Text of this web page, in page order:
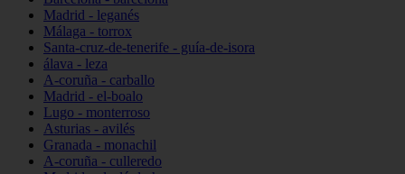
Madrid - leganés
Málaga - torrox
Santa-cruz-de-tenerife - guía-de-isora
álava - leza
A-coruña - carballo
Madrid - el-boalo
Lugo - monterroso
Asturias - avilés
Granada - monachil
A-coruña - culleredo